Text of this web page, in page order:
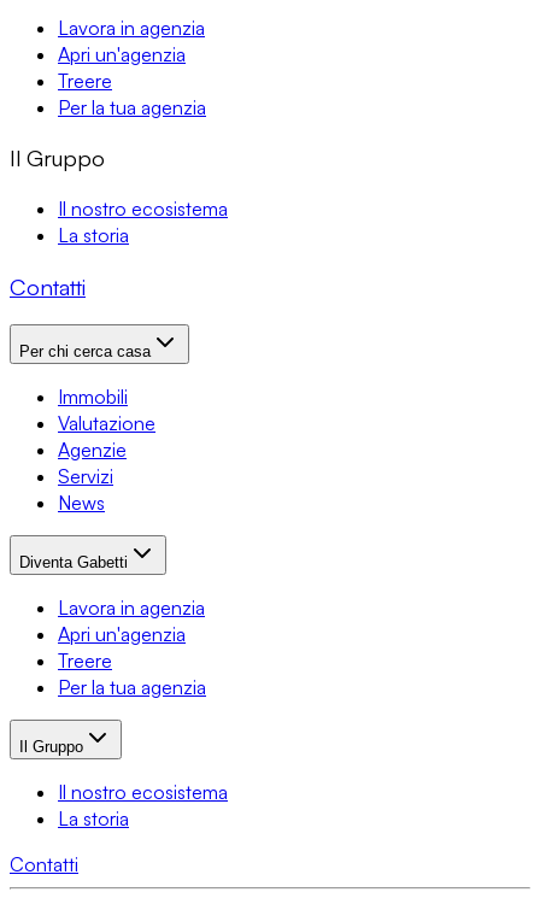
Lavora in agenzia
Apri un'agenzia
Treere
Per la tua agenzia
Il Gruppo
Il nostro ecosistema
La storia
Contatti
Per chi cerca casa
Immobili
Valutazione
Agenzie
Servizi
News
Diventa Gabetti
Lavora in agenzia
Apri un'agenzia
Treere
Per la tua agenzia
Il Gruppo
Il nostro ecosistema
La storia
Contatti